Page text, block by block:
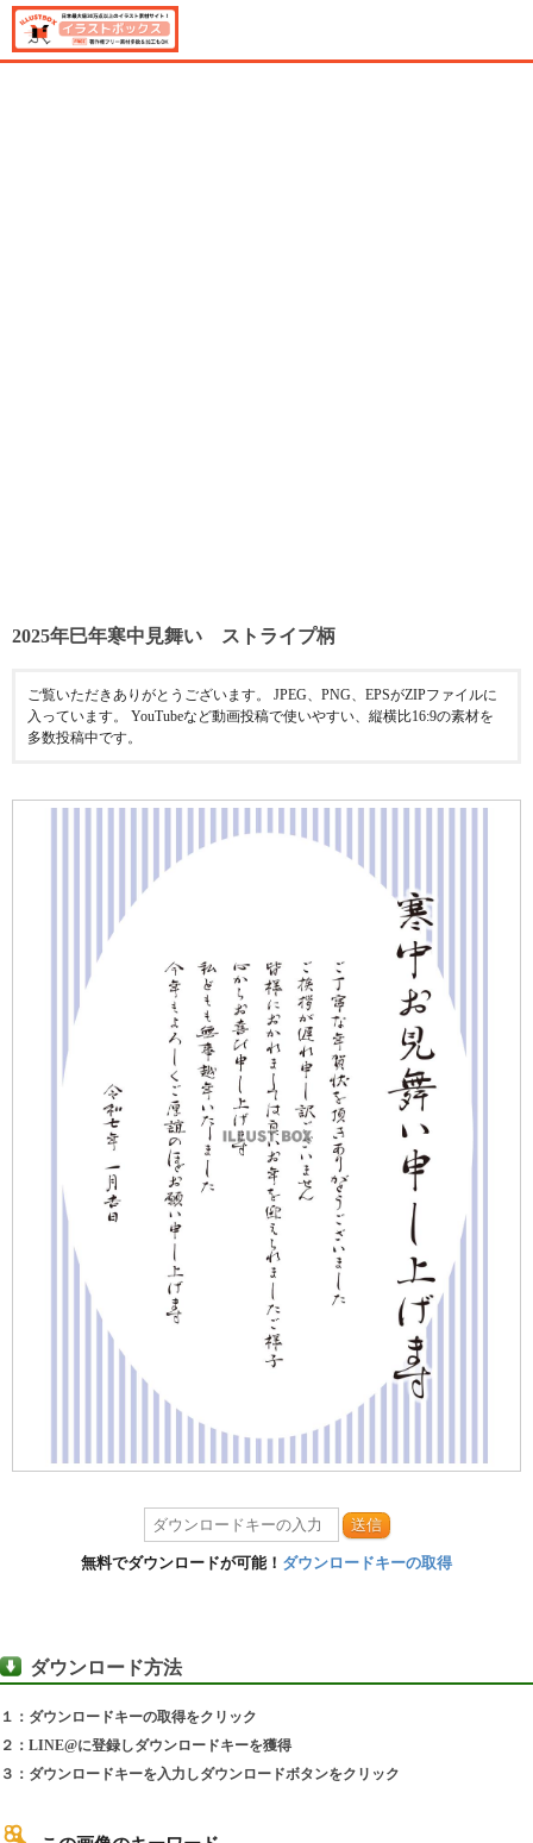
2025年巳年寒中見舞い ストライプ柄
ご覧いただきありがとうございます。 JPEG、PNG、EPSがZIPファイルに
入っています。 YouTubeなど動画投稿で使いやすい、縦横比16:9の素材を
多数投稿中です。
送信
無料でダウンロードが可能！ ダウンロードキーの取得
ダウンロード方法
１：ダウンロードキーの取得をクリック
２：LINE@に登録しダウンロードキーを獲得
３：ダウンロードキーを入力しダウンロードボタンをクリック